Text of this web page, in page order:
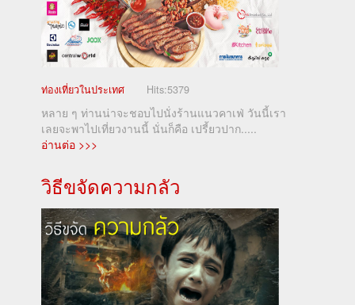
ท่องเที่ยวในประเทศ Hits:5379
หลาย ๆ ท่านน่าจะชอบไปนั่งร้านแนวคาเฟ่ วันนี้เรา
เลยจะพาไปเที่ยวงานนี้ นั่นก็คือ เปรี้ยวปาก.....
อ่านต่อ >>>
วิธีขจัดความกลัว